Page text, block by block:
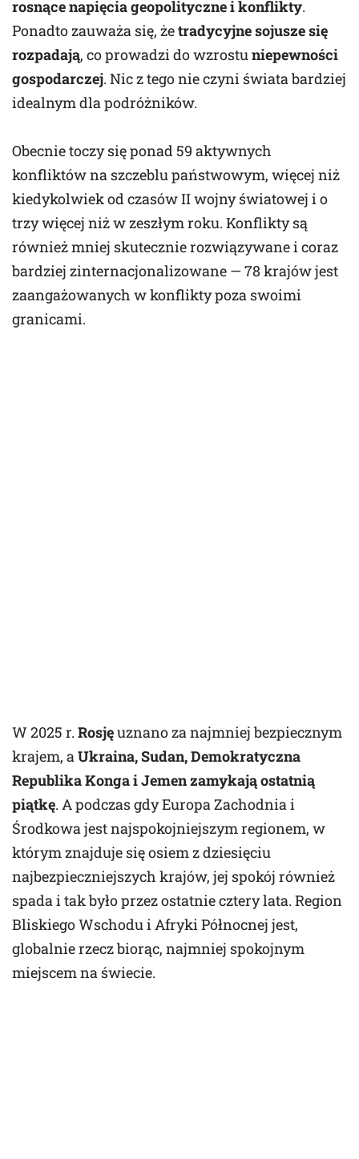
rosnące napięcia geopolityczne i konflikty.
Ponadto zauważa się, że ​​tradycyjne sojusze się
rozpadają, co prowadzi do wzrostuniepewności
gospodarczej. Nic z tego nie czyni świata bardziej
idealnym dla podróżników.
Obecnie toczy się ponad 59 aktywnych
konfliktów na szczeblu państwowym, więcej niż
kiedykolwiek od czasów II wojny światowej i o
trzy więcej niż w zeszłym roku. Konflikty są
również mniej skutecznie rozwiązywane i coraz
bardziej zinternacjonalizowane — 78 krajów jest
zaangażowanych w konflikty poza swoimi
granicami.
W 2025 r. Rosjęuznano za najmniej bezpiecznym
krajem, aUkraina, Sudan, Demokratyczna
Republika Konga i Jemen zamykają ostatnią
piątkę. A podczas gdy Europa Zachodnia i
Środkowa jest najspokojniejszym regionem, w
którym znajduje się osiem z dziesięciu
najbezpieczniejszych krajów, jej spokój również
spada i tak było przez ostatnie cztery lata. Region
Bliskiego Wschodu i Afryki Północnej jest,
globalnie rzecz biorąc, najmniej spokojnym
miejscem na świecie.